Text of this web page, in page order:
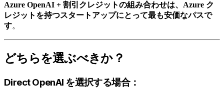
Azure OpenAI + 割引クレジットの組み合わせは、Azure ク
レジットを持つスタートアップにとって最も安価なパスで
す。
どちらを選ぶべきか？
Direct OpenAI を選択する場合：